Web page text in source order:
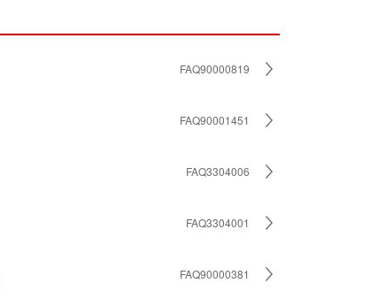
FAQ90000819
FAQ90001451
FAQ3304006
FAQ3304001
FAQ90000381